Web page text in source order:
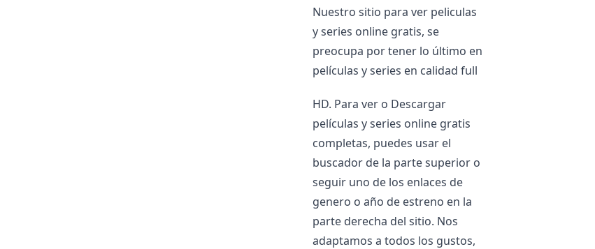
Nuestro sitio para ver peliculas
y series online gratis, se
preocupa por tener lo último en
películas y series en calidad full
HD. Para ver o Descargar
películas y series online gratis
completas, puedes usar el
buscador de la parte superior o
seguir uno de los enlaces de
genero o año de estreno en la
parte derecha del sitio. Nos
adaptamos a todos los gustos,